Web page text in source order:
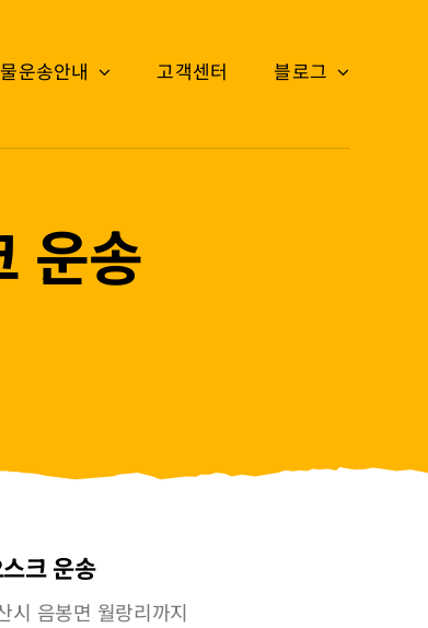
운송안내 고객센터 블로그
운송
크 운송
시 음봉면 월랑리까지